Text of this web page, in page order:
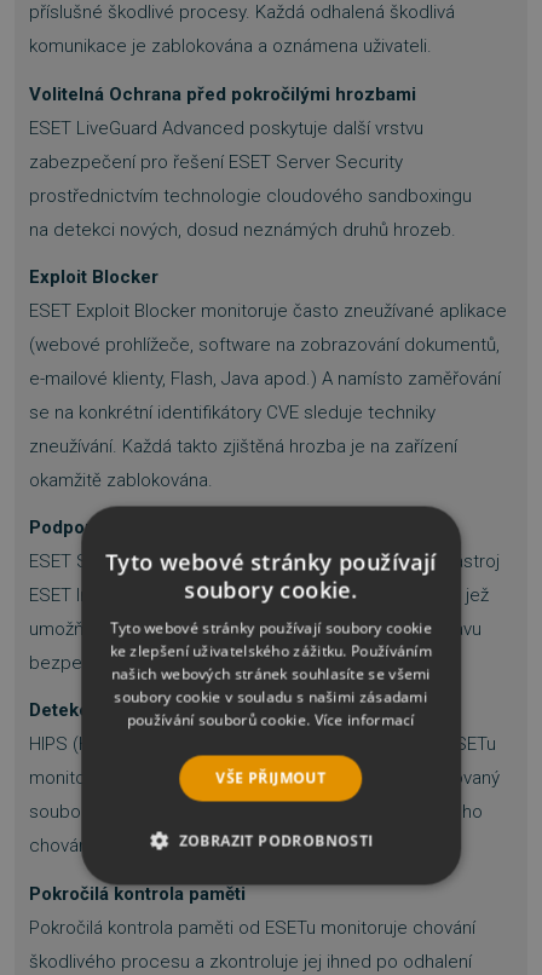
příslušné škodlivé procesy. Každá odhalená škodlivá
komunikace je zablokována a oznámena uživateli.
Volitelná Ochrana před pokročilými hrozbami
ESET LiveGuard Advanced poskytuje další vrstvu
zabezpečení pro řešení ESET Server Security
prostřednictvím technologie cloudového sandboxingu
na detekci nových, dosud neznámých druhů hrozeb.
Exploit Blocker
ESET Exploit Blocker monitoruje často zneužívané aplikace
(webové prohlížeče, software na zobrazování dokumentů,
e-mailové klienty, Flash, Java apod.) A namísto zaměřování
se na konkrétní identifikátory CVE sleduje techniky
zneužívání. Každá takto zjištěná hrozba je na zařízení
okamžitě zablokována.
Podpora pro XDR
ESET Security for Microsoft SharePoint podporuje nástroj
ESET Inspect, komponentu platformy ESET PROTECT jež
umožňuje XDR a slouží pro okamžitou analýzu a nápravu
bezpečnostních incidentů v síti.
Detekce na základě chování - HIPS
HIPS (Host-based Intrusion Prevention System) od ESETu
monitoruje činnost systému a používá předem definovaný
soubor pravidel na rozpoznání a zastavení podezřelého
chování systému.
Pokročilá kontrola paměti
Pokročilá kontrola paměti od ESETu monitoruje chování
škodlivého procesu a zkontroluje jej ihned po odhalení
Tyto webové stránky používají
soubory cookie.
Tyto webové stránky používají soubory cookie
ke zlepšení uživatelského zážitku. Používáním
našich webových stránek souhlasíte se všemi
soubory cookie v souladu s našimi zásadami
používání souborů cookie. Více informací
VŠE PŘIJMOUT
ZOBRAZIT PODROBNOSTI
NEZBYTNĚ NUTNÉ SOUBORY
VÝKONOVÉ SOUBORY